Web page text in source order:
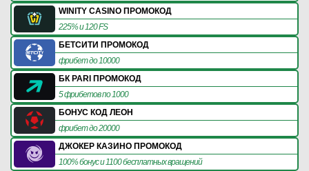
WINITY CASINO ПРОМОКОД
225% и 120 FS
БЕТСИТИ ПРОМОКОД
фрибет до 10000
БК PARI ПРОМОКОД
5 фрибетов по 1000
БОНУС КОД ЛЕОН
фрибет до 20000
ДЖОКЕР КАЗИНО ПРОМОКОД
100% бонус и 1100 бесплатных вращений